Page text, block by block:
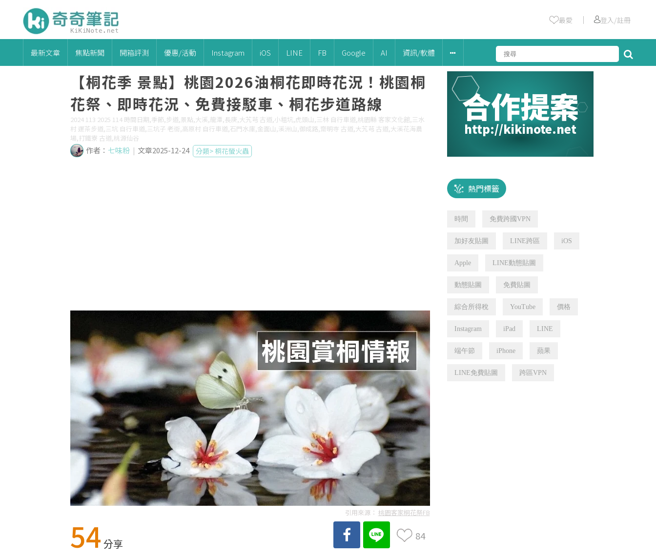
最愛 ｜ 登入/註冊
最新文章 焦點新聞 開箱評測 優惠/活動 Instagram iOS LINE FB Google AI 資訊/軟體
合作提案
http://kikinote.net
熱門標籤
時間 免費跨國VPN
加好友貼圖 LINE跨區 iOS
Apple LINE動態貼圖
動態貼圖 免費貼圖
綜合所得稅 YouTube 價格
Instagram iPad LINE
端午節 iPhone 蘋果
LINE免費貼圖 跨區VPN
【桐花季 景點】桃園2026油桐花即時花況！桃園桐
花祭、即時花況、免費接駁車、桐花步道路線
2024 113 2025 114 時間日期,季節,步道,景點,大溪,龍潭,長庚,大艽芎 古道,小粗坑,虎頭山,三林 自行車道,桃園縣 客家文化館,三水
村 運茶步道,三坑 自行車道,三坑子 老街,高原村 自行車道,石門水庫,金面山,溪洲山,御成路,齋明寺 古道,大艽芎 古道,大溪花海農
場,打鐵寮 古道,桃源仙谷
作者： 七味粉 | 文章2025-12-24 分類> 桐花螢火蟲
引用來源： 桃園客家桐花祭FB
54 分享
84